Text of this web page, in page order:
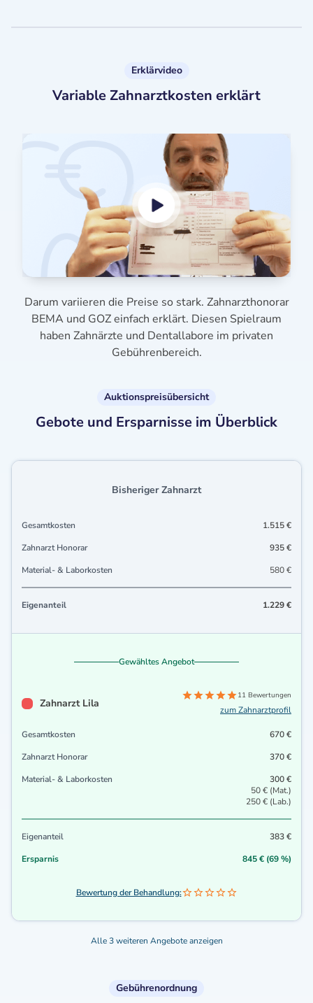
Erklärvideo
Variable Zahnarztkosten erklärt
Darum variieren die Preise so stark. Zahnarzthonorar
BEMA und GOZ einfach erklärt. Diesen Spielraum
haben Zahnärzte und Dentallabore im privaten
Gebührenbereich.
Auktionspreisübersicht
Gebote und Ersparnisse im Überblick
Bisheriger Zahnarzt
Gesamtkosten
1.515 €
Zahnarzt Honorar
935 €
Material- & Laborkosten
580 €
Eigenanteil 1.229 €
Gewähltes Angebot
Zahnarzt Lila
11 Bewertungen
zum Zahnarztprofil
Gesamtkosten
670 €
Zahnarzt Honorar
370 €
Material- & Laborkosten
300 €
50 € (Mat.)
250 € (Lab.)
Eigenanteil
383 €
Ersparnis
845 € (69 %)
Bewertung der Behandlung:
Alle 3 weiteren Angebote anzeigen
Gebührenordnung